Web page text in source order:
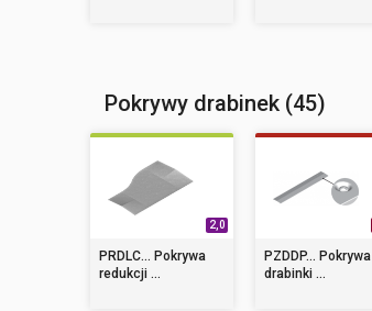
Pokrywy drabinek (45)
2,0
PRDLC... Pokrywa
redukcji ...
PZDDP... Pokrywa
drabinki ...